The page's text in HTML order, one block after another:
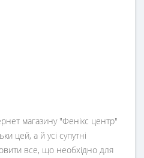
магазину "Фенікс центр"
цей, а й усі супутні
все, що необхідно для